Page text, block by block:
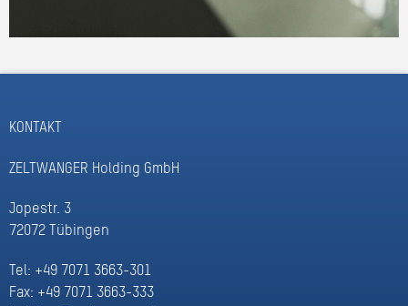
KONTAKT
ZELTWANGER Holding GmbH
Jopestr. 3
72072 Tübingen
Tel: +49 7071 3663-301
Fax: +49 7071 3663-333